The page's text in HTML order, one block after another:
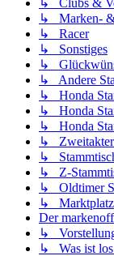
↳ Clubs &
↳ Marken- &
↳ Racer
↳ Sonstiges
↳
↳ Andere
↳ Honda
↳ Honda
↳ Honda
↳ Zweitakter
↳
↳ Z-
↳ Oldtimer
↳ Marktplatz
Der
↳
↳ Was ist los